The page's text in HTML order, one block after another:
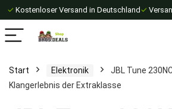
✓ Kostenloser Versand in Deutschland ✓
Start Elektronik
JBL Tune
Klangerlebnis der Extraklasse